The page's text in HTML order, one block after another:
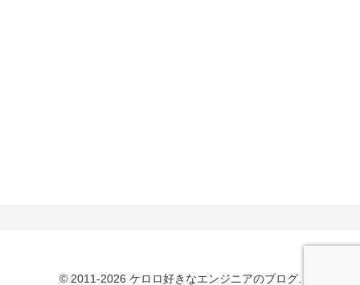
© 2011-2026 ケロロ好きなエンジニアのブログ.